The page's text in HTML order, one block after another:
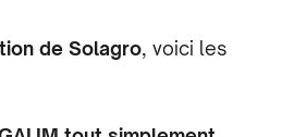
de Solagro, voici les